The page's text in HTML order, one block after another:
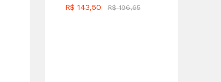
R$ 143,50 R$196,65